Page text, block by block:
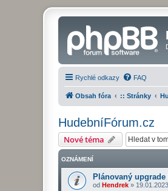
Rychlé odkazy FAQ
Obsah fóra :: Stránky
HudebníFórum.cz
Nové téma
OZNÁMENÍ
Plánovaný
od Hendrek »